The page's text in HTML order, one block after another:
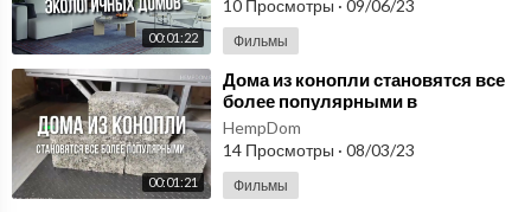
00:01:22
10 Просмотры · 09/06/23
Фильмы
00:01:21
⁣Дома из конопли становятся все
более популярными в
современном мире благодаря их
экологичности!
HempDom
14 Просмотры · 08/03/23
Фильмы